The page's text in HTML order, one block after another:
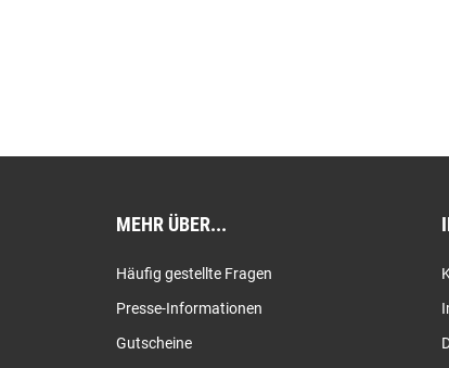
MEHR ÜBER...
Häufig gestellte Fragen
Presse-Informationen
Gutscheine